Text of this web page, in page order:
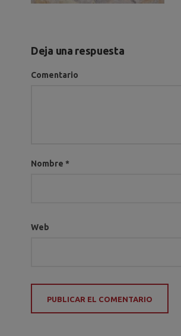
Deja una respuesta
Comentario
Nombre *
Web